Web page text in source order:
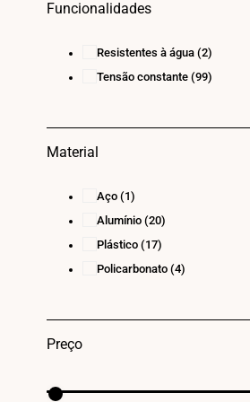
290 (1)
320 (1)
350 (2)
720
Funcionalidades
Resistentes à água (2)
Tensão constante (99)
Material
Aço (1)
Alumínio (20)
Plástico (17)
Policarbonato (4)
Preço